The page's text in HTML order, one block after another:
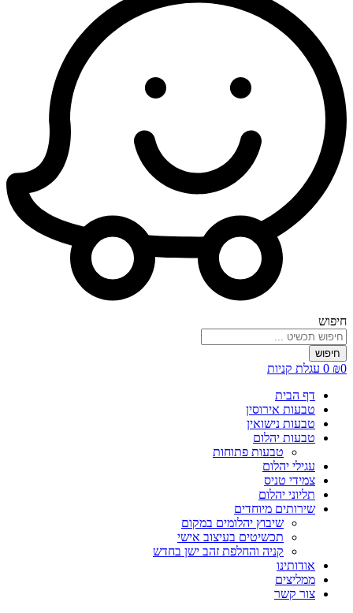
חיפוש
חיפוש
₪0
0 עגלת קניות
דף הבית
טבעות אירוסין
טבעות נישואין
טבעות יהלום
טבעות פתוחות
עגילי יהלום
צמידי טניס
תליוני יהלום
שירותים מיוחדים
שיבוץ יהלומים במקום
תכשיטים בעיצוב אישי
קניה והחלפת זהב ישן בחדש
אודותינו
ממליצים
צור קשר